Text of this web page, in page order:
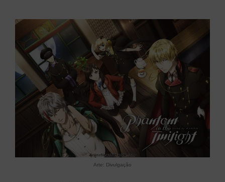
Arte: Divulgação